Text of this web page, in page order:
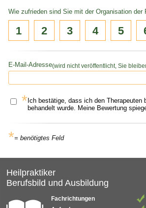
Wie zufrieden sind Sie mit der Organisation der
1 2 3 4 5
E-Mail-Adresse(wird nicht veröffentlicht, Sie
Ich bestätige, dass ich den
behandelt wurde. Meine Bewertung
*
*= benötigtes Feld
Heilpraktiker
Berufsbild und Ausbildung
Fachrichtungen